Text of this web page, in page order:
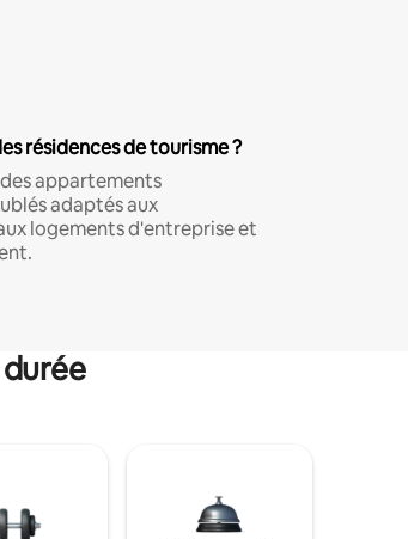
résidences de tourisme ?
appartements
adaptés aux
logements d'entreprise et